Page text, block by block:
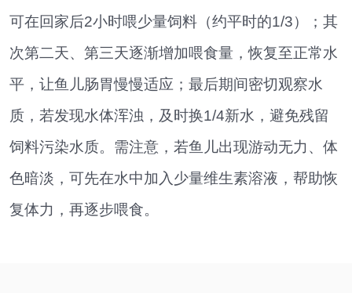
可在回家后2小时喂少量饲料（约平时的1/3）；其
次第二天、第三天逐渐增加喂食量，恢复至正常水
平，让鱼儿肠胃慢慢适应；最后期间密切观察水
质，若发现水体浑浊，及时换1/4新水，避免残留
饲料污染水质。需注意，若鱼儿出现游动无力、体
色暗淡，可先在水中加入少量维生素溶液，帮助恢
复体力，再逐步喂食。